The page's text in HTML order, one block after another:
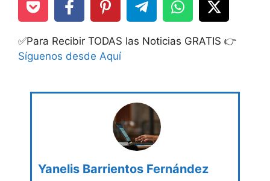
✅Para Recibir TODAS las Noticias GRATIS 👉
Síguenos desde Aquí
Yanelis Barrientos Fernández